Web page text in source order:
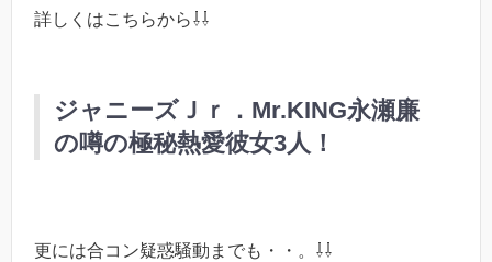
詳しくはこちらから⇩⇩
ジャニーズＪｒ．Mr.KING永瀬廉
の噂の極秘熱愛彼女3人！
更には合コン疑惑騒動までも・・。⇩⇩